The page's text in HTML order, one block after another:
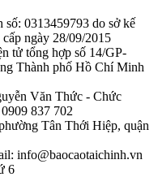
0313459793 do sở kế
ngày 28/09/2015
tử tổng hợp số 14/GP-
Thành phố Hồ Chí Minh
Văn Thức - Chức
837 702
Tân Thới Hiệp, quận
info@baocaotaichinh.vn
6